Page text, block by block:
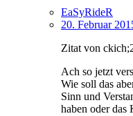
EaSyRideR
20. Februar
Zitat von
Ach so jetzt
Wie soll das
Sinn und
haben oder das